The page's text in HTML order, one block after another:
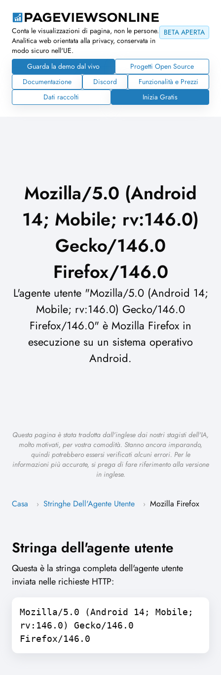
BETA APERTA
Conta le visualizzazioni di pagina, non le persone.
Analitica web orientata alla privacy, conservata in
modo sicuro nell'UE.
Guarda la demo dal vivo
Progetti Open Source
Documentazione
Discord
Funzionalità e Prezzi
Dati raccolti
Inizia Gratis
Mozilla/5.0 (Android
14; Mobile; rv:146.0)
Gecko/146.0
Firefox/146.0
L'agente utente "Mozilla/5.0 (Android 14;
Mobile; rv:146.0) Gecko/146.0
Firefox/146.0" è Mozilla Firefox in
esecuzione su un sistema operativo
Android.
Questa pagina è stata tradotta dall'inglese dai nostri stagisti dell'IA,
molto motivati, per vostra comodità. Stanno ancora imparando,
quindi potrebbero essersi verificati alcuni errori. Per le
informazioni più accurate, si prega di fare riferimento alla versione
in inglese.
Casa › Stringhe Dell'Agente Utente › Mozilla Firefox
Stringa dell'agente utente
Questa è la stringa completa dell'agente utente
inviata nelle richieste HTTP:
Mozilla/5.0 (Android 14; Mobile;
rv:146.0) Gecko/146.0
Firefox/146.0